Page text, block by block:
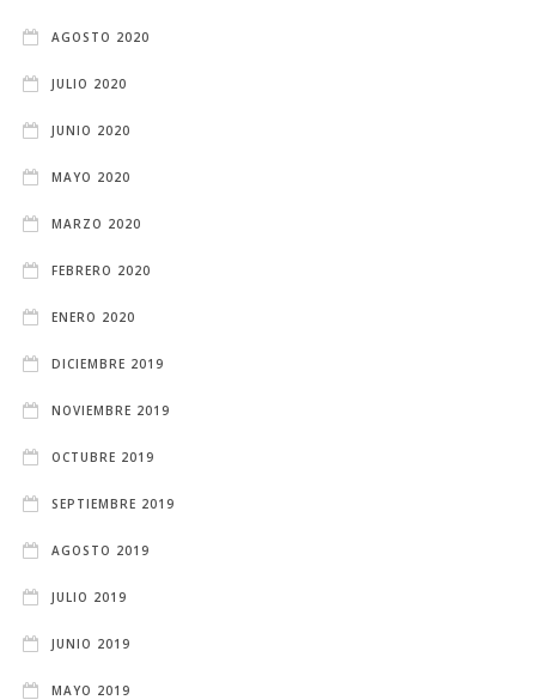
AGOSTO 2020
JULIO 2020
JUNIO 2020
MAYO 2020
MARZO 2020
FEBRERO 2020
ENERO 2020
DICIEMBRE 2019
NOVIEMBRE 2019
OCTUBRE 2019
SEPTIEMBRE 2019
AGOSTO 2019
JULIO 2019
JUNIO 2019
MAYO 2019